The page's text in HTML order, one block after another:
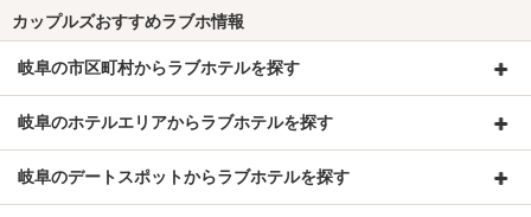
カップルズおすすめラブホ情報
岐阜の市区町村からラブホテルを探す
岐阜のホテルエリアからラブホテルを探す
岐阜のデートスポットからラブホテルを探す